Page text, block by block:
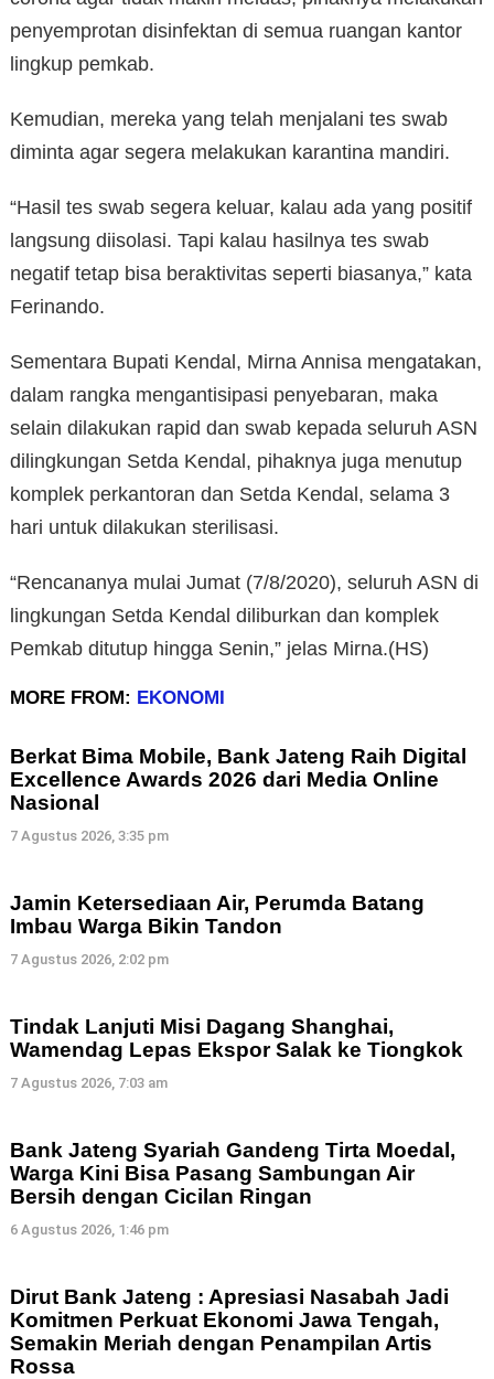
penyemprotan disinfektan di semua ruangan kantor
lingkup pemkab.
Kemudian, mereka yang telah menjalani tes swab
diminta agar segera melakukan karantina mandiri.
“Hasil tes swab segera keluar, kalau ada yang positif
langsung diisolasi. Tapi kalau hasilnya tes swab
negatif tetap bisa beraktivitas seperti biasanya,” kata
Ferinando.
Sementara Bupati Kendal, Mirna Annisa mengatakan,
dalam rangka mengantisipasi penyebaran, maka
selain dilakukan rapid dan swab kepada seluruh ASN
dilingkungan Setda Kendal, pihaknya juga menutup
komplek perkantoran dan Setda Kendal, selama 3
hari untuk dilakukan sterilisasi.
“Rencananya mulai Jumat (7/8/2020), seluruh ASN di
lingkungan Setda Kendal diliburkan dan komplek
Pemkab ditutup hingga Senin,” jelas Mirna.(HS)
MORE FROM: EKONOMI
Berkat Bima Mobile, Bank Jateng Raih Digital
Excellence Awards 2026 dari Media Online
Nasional
7 Agustus 2026, 3:35 pm
Jamin Ketersediaan Air, Perumda Batang
Imbau Warga Bikin Tandon
7 Agustus 2026, 2:02 pm
Tindak Lanjuti Misi Dagang Shanghai,
Wamendag Lepas Ekspor Salak ke Tiongkok
7 Agustus 2026, 7:03 am
Bank Jateng Syariah Gandeng Tirta Moedal,
Warga Kini Bisa Pasang Sambungan Air
Bersih dengan Cicilan Ringan
6 Agustus 2026, 1:46 pm
Dirut Bank Jateng : Apresiasi Nasabah Jadi
Komitmen Perkuat Ekonomi Jawa Tengah,
Semakin Meriah dengan Penampilan Artis
Rossa